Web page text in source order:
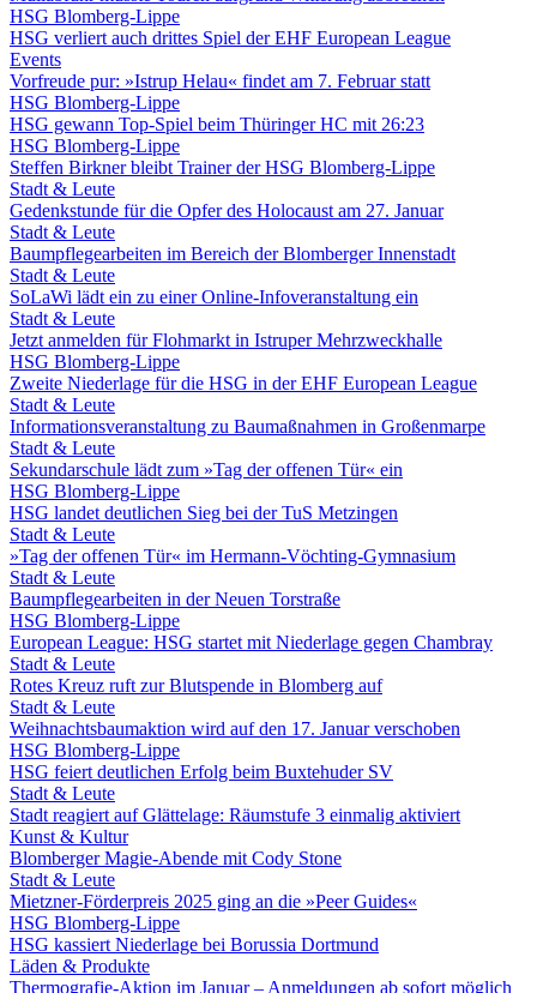
HSG Blomberg-Lippe
HSG verliert auch drittes Spiel der EHF European League
Events
Vorfreude pur: »Istrup Helau« findet am 7. Februar statt
HSG Blomberg-Lippe
HSG gewann Top-Spiel beim Thüringer HC mit 26:23
HSG Blomberg-Lippe
Steffen Birkner bleibt Trainer der HSG Blomberg-Lippe
Stadt & Leute
Gedenkstunde für die Opfer des Holocaust am 27. Januar
Stadt & Leute
Baumpflegearbeiten im Bereich der Blomberger Innenstadt
Stadt & Leute
SoLaWi lädt ein zu einer Online-Infoveranstaltung ein
Stadt & Leute
Jetzt anmelden für Flohmarkt in Istruper Mehrzweckhalle
HSG Blomberg-Lippe
Zweite Niederlage für die HSG in der EHF European League
Stadt & Leute
Informationsveranstaltung zu Baumaßnahmen in Großenmarpe
Stadt & Leute
Sekundarschule lädt zum »Tag der offenen Tür« ein
HSG Blomberg-Lippe
HSG landet deutlichen Sieg bei der TuS Metzingen
Stadt & Leute
»Tag der offenen Tür« im Hermann-Vöchting-Gymnasium
Stadt & Leute
Baumpflegearbeiten in der Neuen Torstraße
HSG Blomberg-Lippe
European League: HSG startet mit Niederlage gegen Chambray
Stadt & Leute
Rotes Kreuz ruft zur Blutspende in Blomberg auf
Stadt & Leute
Weihnachtsbaumaktion wird auf den 17. Januar verschoben
HSG Blomberg-Lippe
HSG feiert deutlichen Erfolg beim Buxtehuder SV
Stadt & Leute
Stadt reagiert auf Glättelage: Räumstufe 3 einmalig aktiviert
Kunst & Kultur
Blomberger Magie-Abende mit Cody Stone
Stadt & Leute
Mietzner-Förderpreis 2025 ging an die »Peer Guides«
HSG Blomberg-Lippe
HSG kassiert Niederlage bei Borussia Dortmund
Läden & Produkte
Thermografie-Aktion im Januar – Anmeldungen ab sofort möglich